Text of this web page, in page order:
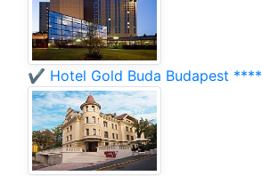
✔️ Hotel Gold Buda Budapest ****